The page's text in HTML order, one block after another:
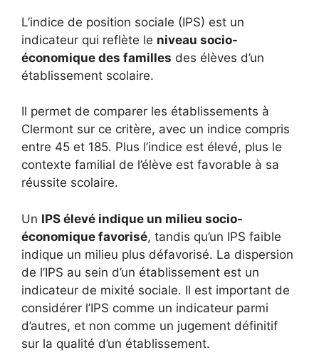
L’indice de position sociale (IPS) est un
indicateur qui reflète le niveau socio-
économique des familles des élèves d’un
établissement scolaire.
Il permet de comparer les établissements à
Clermont sur ce critère, avec un indice compris
entre 45 et 185. Plus l’indice est élevé, plus le
contexte familial de l’élève est favorable à sa
réussite scolaire.
Un IPS élevé indique un milieu socio-
économique favorisé, tandis qu’un IPS faible
indique un milieu plus défavorisé. La dispersion
de l’IPS au sein d’un établissement est un
indicateur de mixité sociale. Il est important de
considérer l’IPS comme un indicateur parmi
d’autres, et non comme un jugement définitif
sur la qualité d’un établissement.